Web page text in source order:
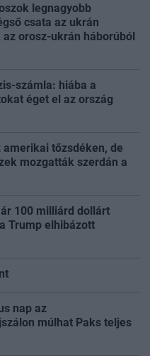
legnagyobb
csata az ukrán
orosz-ukrán háborúból
számla: hiába a
éget el az ország
amerikai tőzsdéken, de
mozgatták szerdán a
100 milliárd dollárt
Trump elhibázott
nap az
múlhat Paks teljes